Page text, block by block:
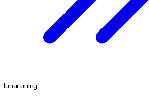
lonaconing